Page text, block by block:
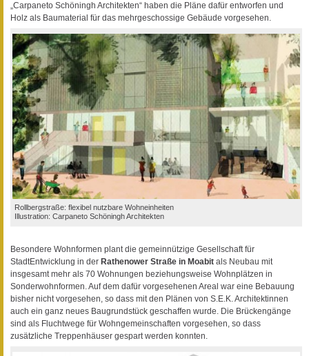
„Carpaneto Schöningh Architekten“ haben die Pläne dafür entworfen und
Holz als Baumaterial für das mehrgeschossige Gebäude vorgesehen.
Rollbergstraße: flexibel nutzbare Wohneinheiten
Illustration: Carpaneto Schöningh Architekten
Besondere Wohnformen plant die gemeinnützige Gesellschaft für
StadtEntwicklung in der Rathenower Straße in Moabit als Neubau mit
insgesamt mehr als 70 Wohnungen beziehungsweise Wohnplätzen in
Sonderwohnformen. Auf dem dafür vorgesehenen Areal war eine Bebauung
bisher nicht vorgesehen, so dass mit den Plänen von S.E.K. Architektinnen
auch ein ganz neues Baugrundstück geschaffen wurde. Die Brückengänge
sind als Fluchtwege für Wohngemeinschaften vorgesehen, so dass
zusätzliche Treppenhäuser gespart werden konnten.